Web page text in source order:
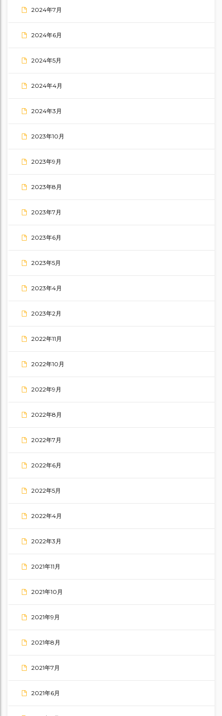
2024年7月
2024年6月
2024年5月
2024年4月
2024年3月
2023年10月
2023年9月
2023年8月
2023年7月
2023年6月
2023年5月
2023年4月
2023年2月
2022年11月
2022年10月
2022年9月
2022年8月
2022年7月
2022年6月
2022年5月
2022年4月
2022年3月
2021年11月
2021年10月
2021年9月
2021年8月
2021年7月
2021年6月